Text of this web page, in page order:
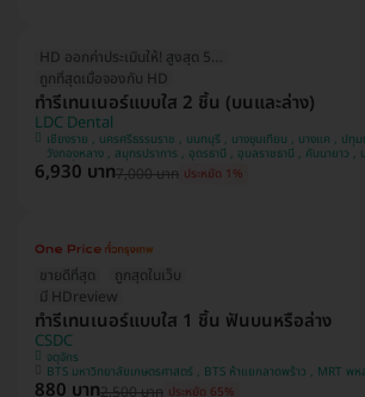
HD ออกค่าประเมินให้! สูงสุด 500 บ.
ถูกที่สุดเมื่อจองกับ HD
ทำรีเทนเนอร์แบบใส 2 ชิ้น (บนและล่าง)
LDC Dental
เชียงราย , นครศรีธรรมราช , นนทบุรี , บางขุนเทียน , บางแค , ปทุมธานี ,
วังทองหลาง , สมุทรปราการ , อุดรธานี , อุบลราชธานี , คันนายาว , บางเขน ,
หลักสี่ , สวนหลวง , มีนบุรี , นครพนม , ทวีวัฒนา
6,930 บาท7,000 บาท ประหยัด 1%
ขายดีที่สุด
ถูกสุดในเว็บ
มี HDreview
ทำรีเทนเนอร์แบบใส 1 ชิ้น ฟันบนหรือล่าง
CSDC
จตุจักร
BTS มหาวิทยาลัยเกษตรศาสตร์ , BTS ห้าแ
880 บาท2,500 บาท ประหยัด 65%